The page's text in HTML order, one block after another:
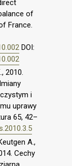
of
France.
DOI:
2010.
i
uprawy
65, 42–
A.,
Cechy